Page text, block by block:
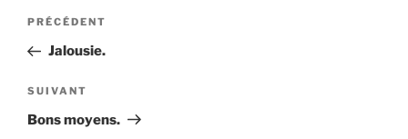
Navigation
l’article
Article
précédent
PRÉCÉDENT
Jalousie.
Article
suivant
SUIVANT
Bons moyens.